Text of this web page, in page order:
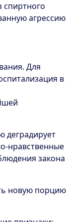
спиртного
агрессию
Для
в
деградирует
нравственные
закона
новую порцию